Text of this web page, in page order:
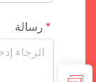
رسالة